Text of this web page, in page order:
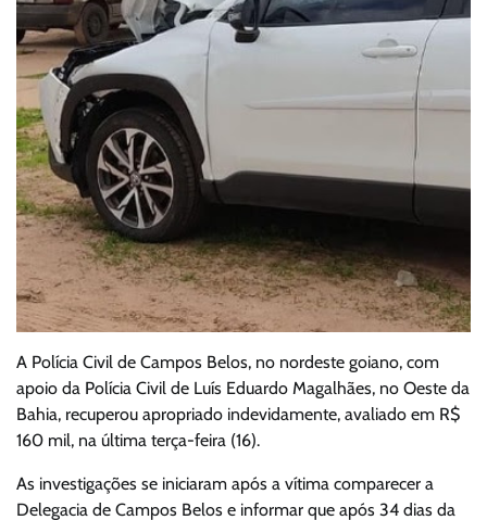
A Polícia Civil de Campos Belos, no nordeste goiano, com
apoio da Polícia Civil de Luís Eduardo Magalhães, no Oeste da
Bahia, recuperou apropriado indevidamente, avaliado em R$
160 mil, na última terça-feira (16).
As investigações se iniciaram após a vítima comparecer a
Delegacia de Campos Belos e informar que após 34 dias da